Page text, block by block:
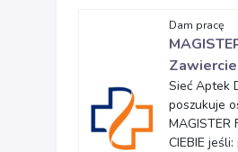
Dam pracę
Sieć Aptek
poszukuje
MAGISTER
CIEBIE